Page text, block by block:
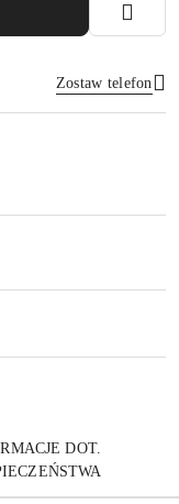
Zostaw telefon
DOT.